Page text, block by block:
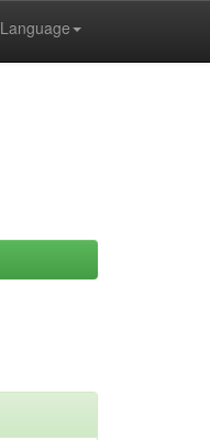
Language